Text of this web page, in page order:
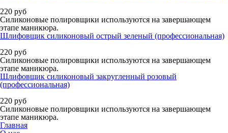
220 руб
Силиконовые полировщики используются на завершающем
этапе маникюра.
Шлифовщик силиконовый острый зеленый (профессиональная)
220 руб
Силиконовые полировщики используются на завершающем
этапе маникюра.
Шлифовщик силиконовый закругленный розовый
(профессиональная)
220 руб
Силиконовые полировщики используются на завершающем
этапе маникюра.
Главная